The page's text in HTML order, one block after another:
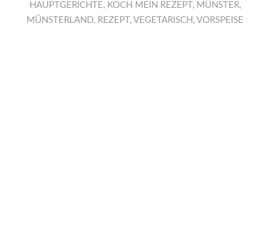
HAUPTGERICHTE, KOCH MEIN REZEPT , MÜNSTER,
MÜNSTERLAND, REZEPT , VEGETARISCH , VORSPEISE